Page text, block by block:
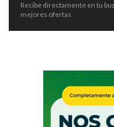
Recibe directamente en tu
mejores ofertas.